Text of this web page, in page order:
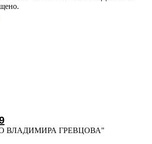
ВЛАДИМИРА ГРЕВЦОВА"